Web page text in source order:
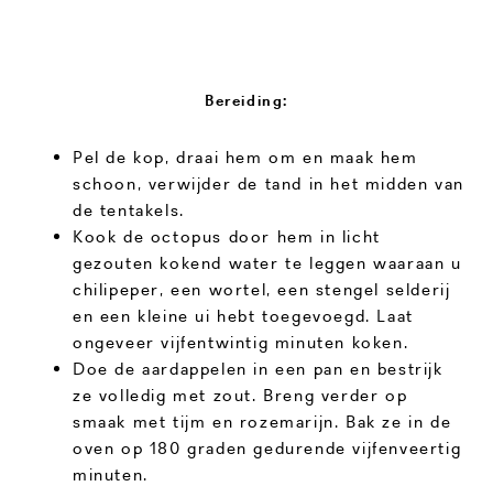
Bereiding:
Pel de kop, draai hem om en maak hem
schoon, verwijder de tand in het midden van
de tentakels.
Kook de octopus door hem in licht
gezouten kokend water te leggen waaraan u
chilipeper, een wortel, een stengel selderij
en een kleine ui hebt toegevoegd. Laat
ongeveer vijfentwintig minuten koken.
Doe de aardappelen in een pan en bestrijk
ze volledig met zout. Breng verder op
smaak met tijm en rozemarijn. Bak ze in de
oven op 180 graden gedurende vijfenveertig
minuten.